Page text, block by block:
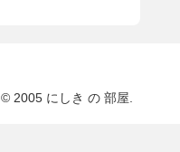
© 2005 にしき の 部屋.